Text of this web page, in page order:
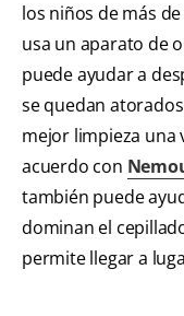
los niños de más
usa un aparato de
puede ayudar a
se quedan
mejor limpieza una
acuerdo con
también puede
dominan el
permite llegar a